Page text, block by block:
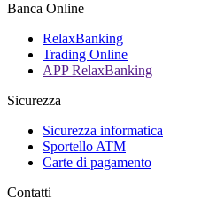
Banca Online
RelaxBanking
Trading Online
APP RelaxBanking
Sicurezza
Sicurezza informatica
Sportello ATM
Carte di pagamento
Contatti